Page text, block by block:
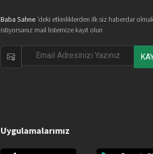
Baba Sahne 'deki etkinliklerden ilk siz haberdar
istiyorsanız mail listemize kayıt olun
Uygulamalarımız